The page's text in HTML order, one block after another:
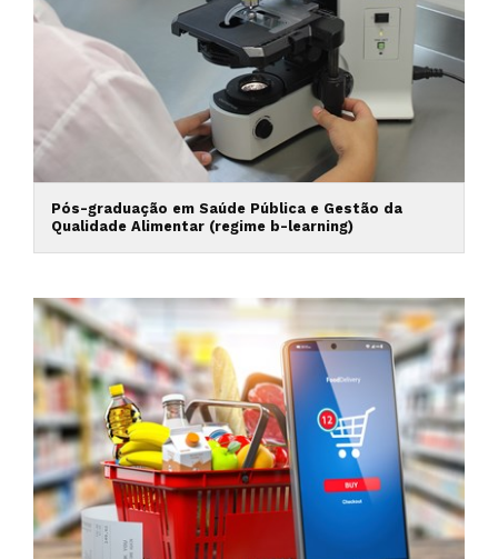
Pós-graduação em Saúde Pública e Gestão da
Qualidade Alimentar (regime b-learning)